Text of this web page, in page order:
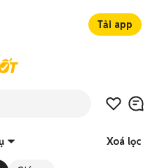
Tải app
Xoá lọc